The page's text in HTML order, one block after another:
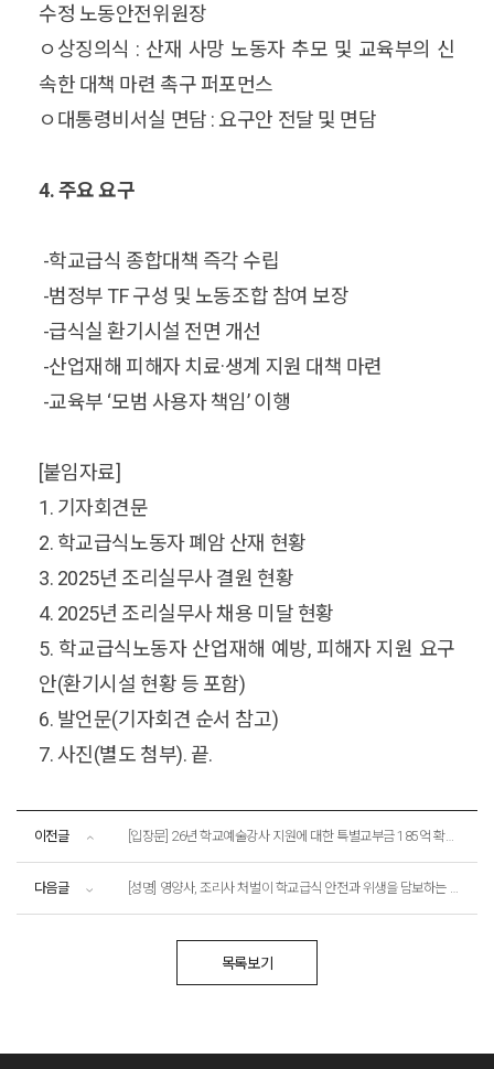
수정 노동안전위원장
ㅇ상징의식 : 산재 사망 노동자 추모 및 교육부의 신
속한 대책 마련 촉구 퍼포먼스
ㅇ대통령비서실 면담 : 요구안 전달 및 면담
4. 주요 요구
-학교급식 종합대책 즉각 수립
-범정부 TF 구성 및 노동조합 참여 보장
-급식실 환기시설 전면 개선
-산업재해 피해자 치료·생계 지원 대책 마련
-교육부 ‘모범 사용자 책임’ 이행
[붙임자료]
1. 기자회견문
2. 학교급식노동자 폐암 산재 현황
3. 2025년 조리실무사 결원 현황
4. 2025년 조리실무사 채용 미달 현황
5. 학교급식노동자 산업재해 예방, 피해자 지원 요구
안(환기시설 현황 등 포함)
6. 발언문(기자회견 순서 참고)
7. 사진(별도 첨부). 끝.
이전글 [입장문] 26년 학교예술강사 지원에 대한 특별교부금 185억 확정, 즉각적인 시행을 촉구한다!
다음글 [성명] 영양사, 조리사 처벌이 학교급식 안전과 위생을 담보하는 것인가. 김예지의원 대표발의「식품위생법」 일부개정법률안 철회하라!
목록보기